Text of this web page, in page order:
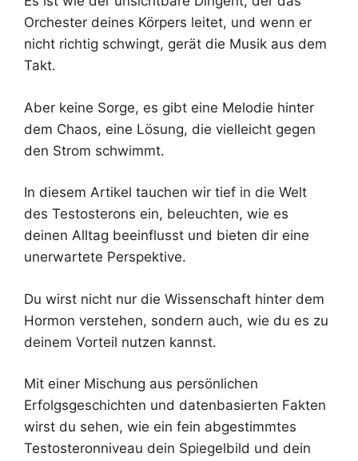
Orchester deines Körpers leitet, und wenn er
nicht richtig schwingt, gerät die Musik aus dem
Takt.
Aber keine Sorge, es gibt eine Melodie hinter
dem Chaos, eine Lösung, die vielleicht gegen
den Strom schwimmt.
In diesem Artikel tauchen wir tief in die Welt
des Testosterons ein, beleuchten, wie es
deinen Alltag beeinflusst und bieten dir eine
unerwartete Perspektive.
Du wirst nicht nur die Wissenschaft hinter dem
Hormon verstehen, sondern auch, wie du es zu
deinem Vorteil nutzen kannst.
Mit einer Mischung aus persönlichen
Erfolgsgeschichten und datenbasierten Fakten
wirst du sehen, wie ein fein abgestimmtes
Testosteronniveau dein Spiegelbild und dein